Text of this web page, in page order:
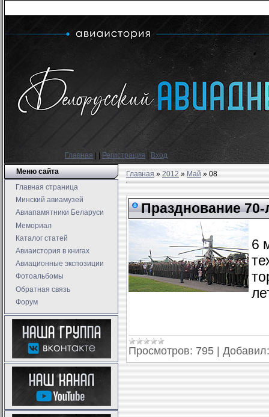
Главная Регистрация
Вход
Меню сайта
Главная страница
Минский авиамузей
Авиапамятники Беларуси
Мемориал
Каталог статей
Авиаистория в книгах
Авиационные экспозиции
Фотоальбомы
Обратная связь
Форум
Главная»2012 » Май » 08
Празднование
6
Просмотров: 795 Добавил: